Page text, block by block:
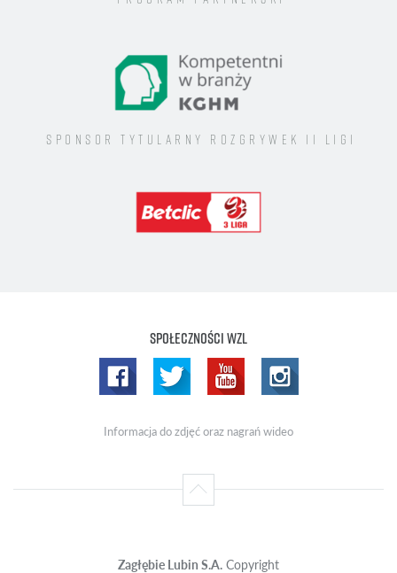
Sponsor tytularny rozgrywek II ligi
Społeczności WZL
Informacja do zdjęć oraz nagrań wideo
Zagłębie Lubin S.A. Copyright